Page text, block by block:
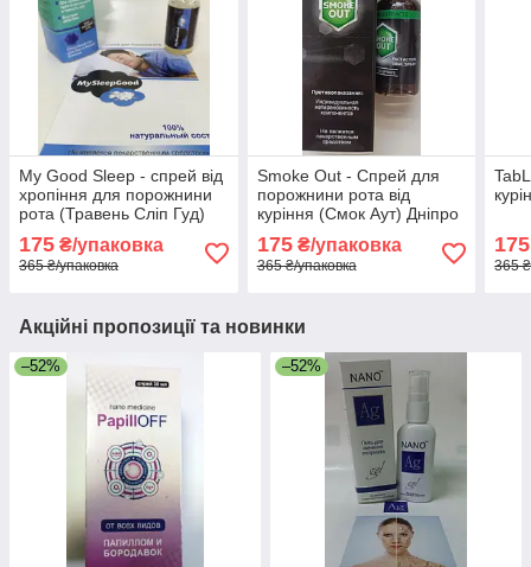
My Good Sleep - спрей від
хропіння для порожнини
рота (Травень Сліп Гуд)
Дніпро
175 ₴/упаковка
365 ₴/упаковка
Smoke Out - Спрей для
порожнини рота від
куріння (Смок Аут) Дніпро
175₴/упаковка
365 ₴/упаковка
175
365
Акційні пропозиції та новинки
–52% –52%